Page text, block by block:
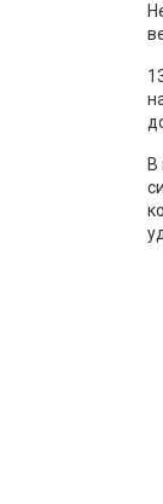
В